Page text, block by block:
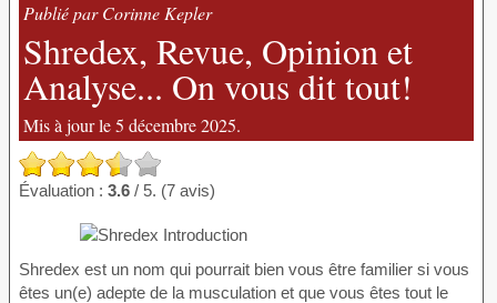
Publié par Corinne Kepler
Shredex, Revue, Opinion et
Analyse... On vous dit tout!
Mis à jour le 5 décembre 2025.
Évaluation : 3.6 / 5. (7 avis)
Shredex est un nom qui pourrait bien vous être familier si vous
êtes un(e) adepte de la musculation et que vous êtes tout le